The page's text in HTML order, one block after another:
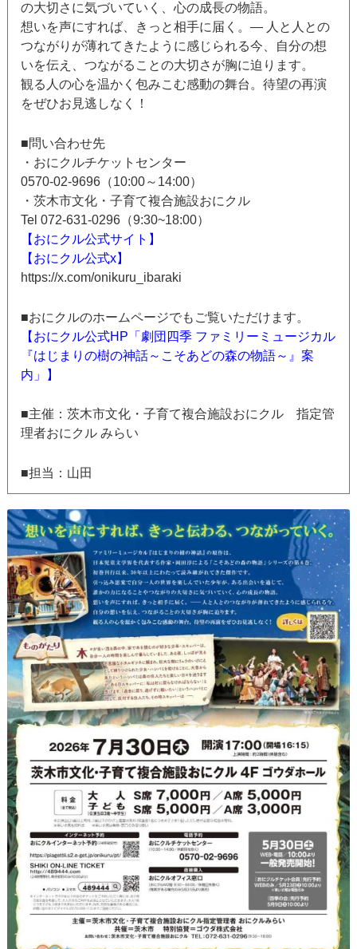
の大切さに気づいていく、心の成長の物語。
想いを声にすれば、きっと相手に届く。― 人と人との
つながりが薄れてきたように感じられる今、自分の想
いを伝え、つながることの大切さが胸に迫ります。
観る人の心を温かく包みこむ感動の舞台。待望の再演
をぜひお見逃しなく！
■問い合わせ先
・おにクルチケットセンター
0570-02-9696（10:00～14:00）
・茨木市文化・子育て複合施設おにクル
Tel 072-631-0296（9:30~18:00）
【おにクル公式サイト】
【おにクル公式x】
https://x.com/onikuru_ibaraki
■おにクルのホームページでもご覧いただけます。
【おにクル公式HP「劇団四季 ファミリーミュージカル
『はじまりの樹の神話～こそあどの森の物語～』案
内」】
■主催：茨木市文化・子育て複合施設おにクル 指定管
理者おにクル みらい
■担当：山田